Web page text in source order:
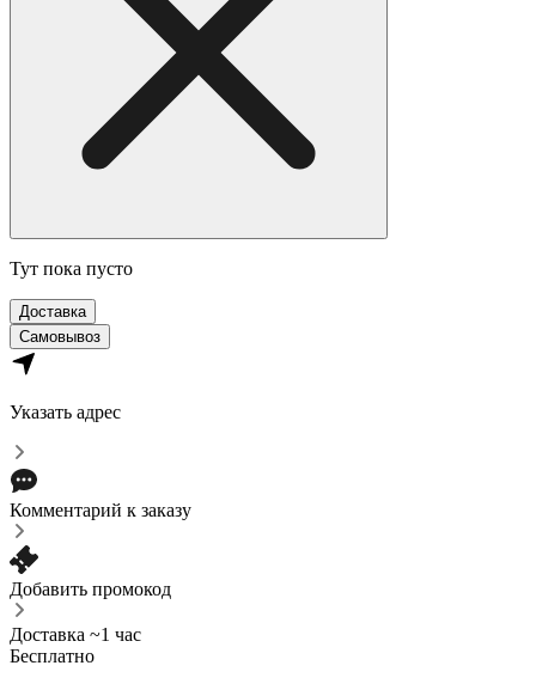
Тут пока пусто
Доставка
Самовывоз
Указать адрес
Комментарий к заказу
Добавить промокод
Доставка ~1 час
Бесплатно